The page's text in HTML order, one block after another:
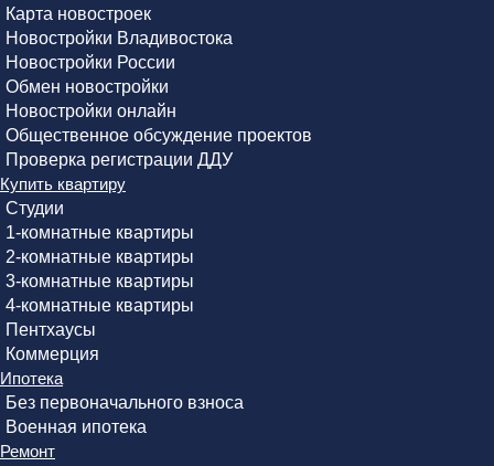
Карта новостроек
Новостройки Владивостока
Новостройки России
Обмен новостройки
Новостройки онлайн
Общественное обсуждение проектов
Проверка регистрации ДДУ
Купить квартиру
Студии
1-комнатные квартиры
2-комнатные квартиры
3-комнатные квартиры
4-комнатные квартиры
Пентхаусы
Коммерция
Ипотека
Без первоначального взноса
Военная ипотека
Ремонт